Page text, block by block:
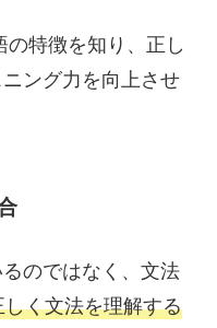
特徴を知り、正し
ング力を向上させ
のではなく、文法
しく文法を理解する